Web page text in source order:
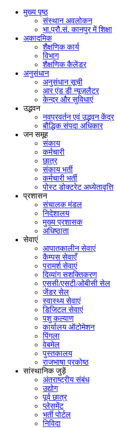
मुख्य पृष्ठ
संस्थान अवलोकन
भा.प्रौ.सं. कानपुर में शिक्षा
अकादमिक
शैक्षणिक कार्य
विभाग
शैक्षणिक कैलेंडर
अनुसंधान
अनुसंधान सूची
आर एंड डी न्यूज़लैटर
केन्द्र और सुविधाएं
उद्भवन
नवप्रवर्तन एवं उद्भवन केंद्र
बौद्धिक संपदा अधिकार
जन समूह
संकाय
कर्मचारी
छात्र
संकाय भर्ती
कर्मचारी भर्ती
पोस्‍ट डोक्‍टरेट अध्‍येतावृत्ति
प्रशासन
संचालक मंडल
निदेशालय
मुख्य प्रशासक
अधिष्ठाता
सेवाएं
आपातकालीन सेवाएं
कैम्पस सेवाएँ
परामर्श सेवाएं
दिव्यांग सशक्तिकरण
एससी/एसटी/ओबीसी सेल
जेंडर सेल
स्वास्थ्य सेवाएं
डिजिटल सेवाएं
पशु कल्याण
कार्यालय ऑटोमेशन
पिंगला
वेबमेल
पुस्तकालय
राजभाषा प्रकोष्ठ
सांस्थानिक जुड़ें
अंतराष्ट्रीय संबंध
उद्योग
पूर्व छात्र
प्लेसमेंट
भर्ती पोर्टल
निविदा